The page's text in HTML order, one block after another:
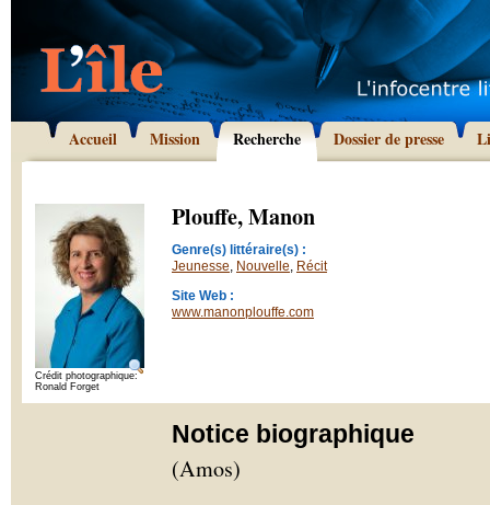
Accueil Mission Recherche Dossier de presse
Crédit photographique:
Ronald Forget
Plouffe, Manon
Genre(s) littéraire(s) :
Jeunesse, Nouvelle, Récit
Site Web :
www.manonplouffe.com
Notice biographique
(Amos)